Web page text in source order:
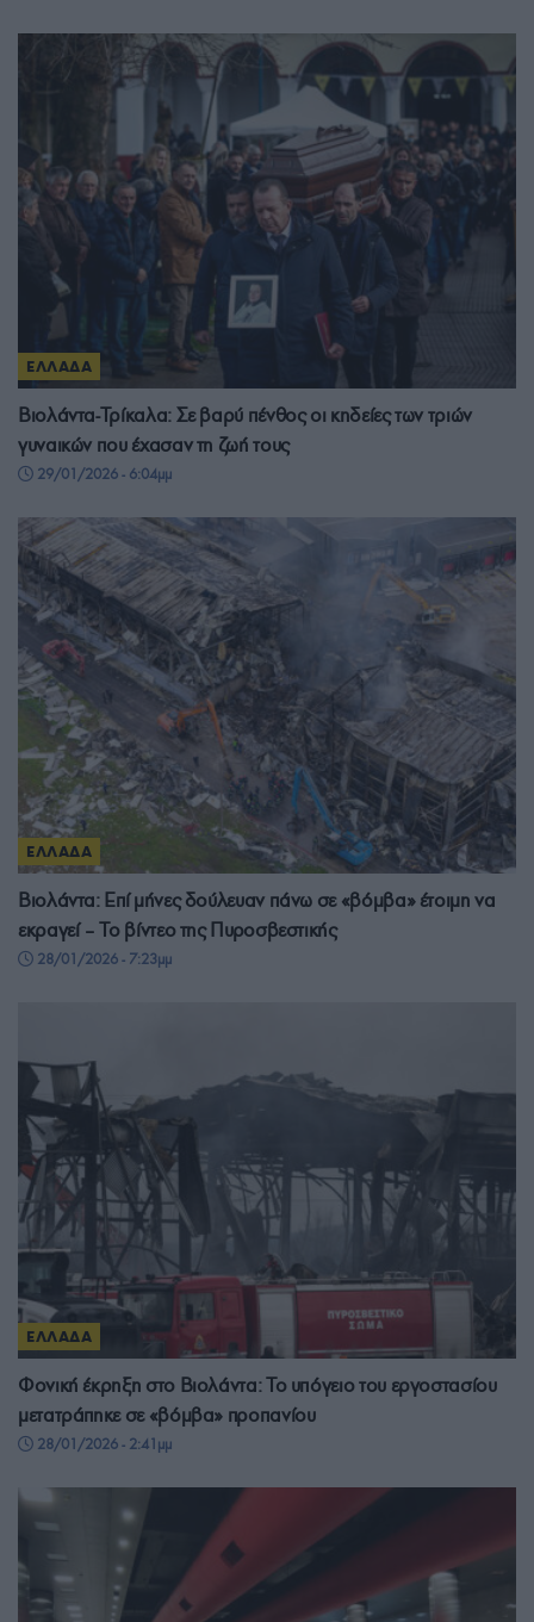
ΕΛΛΑΔΑ
Βιολάντα-Τρίκαλα: Σε βαρύ πένθος οι κηδείες των τριών
γυναικών που έχασαν τη ζωή τους
29/01/2026 - 6:04μμ
ΕΛΛΑΔΑ
Βιολάντα: Επί μήνες δούλευαν πάνω σε «βόμβα» έτοιμη να
εκραγεί – Το βίντεο της Πυροσβεστικής
28/01/2026 - 7:23μμ
ΕΛΛΑΔΑ
Φονική έκρηξη στο Βιολάντα: Το υπόγειο του εργοστασίου
μετατράπηκε σε «βόμβα» προπανίου
28/01/2026 - 2:41μμ